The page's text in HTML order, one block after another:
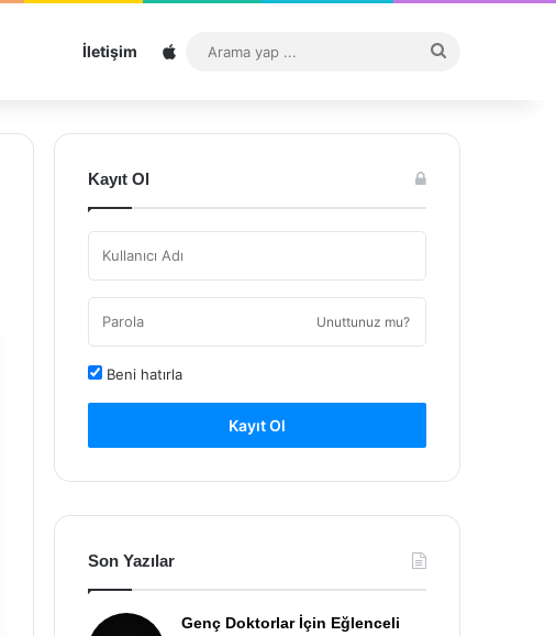
İletişim Sitemap
...
Kayıt Ol
Unuttunuz mu?
Beni hatırla
Kayıt Ol
Son Yazılar
Genç Doktorlar İçin Eğlenceli